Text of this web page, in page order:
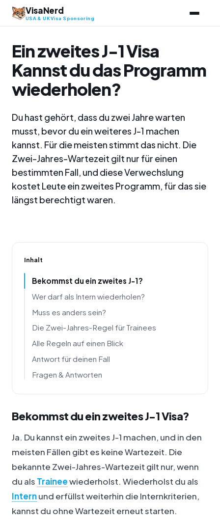
Zum
Inhalt
VisaNerd
USA & UK Visa Sponsoring
Ein zweites J-1 Visa
Kannst du das Programm
wiederholen?
Du hast gehört, dass du zwei Jahre warten
musst, bevor du ein weiteres J-1 machen
kannst. Für die meisten stimmt das nicht. Die
Zwei-Jahres-Wartezeit gilt nur für einen
bestimmten Fall, und diese Verwechslung
kostet Leute ein zweites Programm, für das sie
längst berechtigt waren.
Inhalt
Bekommst du ein zweites J-1?
Wer darf als Intern wiederholen?
Muss es anders sein?
Die Zwei-Jahres-Regel für Trainees
Alle Regeln auf einen Blick
Antwort für deinen Fall
Fragen & Antworten
Bekommst du ein zweites J-1 Visa?
Ja. Du kannst ein zweites J-1 machen, und in den
meisten Fällen gibt es keine Wartezeit. Die
bekannte Zwei-Jahres-Wartezeit gilt nur, wenn
du als Traineewiederholst. Wiederholst du als
Internund erfüllst weiterhin die Internkriterien,
kannst du ohne Wartezeit erneut starten.